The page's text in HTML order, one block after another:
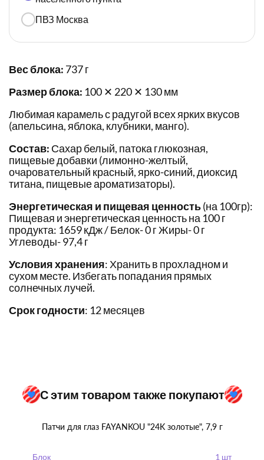
ПВЗ Москва
Вес блока: 737 г
Размер блока: 100 ✕ 220 ✕ 130 мм
Любимая карамель с радугой всех ярких вкусов
(апельсина, яблока, клубники, манго).
Состав: Сахар белый, патока глюкозная,
пищевые добавки (лимонно-желтый,
очаровательный красный, ярко-синий, диоксид
титана, пищевые ароматизаторы).
Энергетическая и пищевая ценность(на 100гр):
Пищевая и энергетическая ценность на 100 г
продукта: 1659 кДж / Белок- 0 г Жиры- 0 г
Углеводы- 97,4 г
Условия хранения: Хранить в прохладном и
сухом месте. Избегать попадания прямых
солнечных лучей.
Срок годности: 12 месяцев
С этим товаром также покупают
Патчи для глаз FAYANKOU "24K золотые", 7,9 г
Блок 1 шт